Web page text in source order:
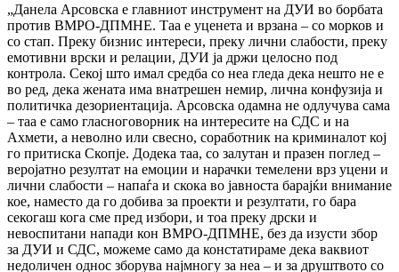
„Данела Арсовска е главниот инструмент на ДУИ во борбата
против ВМРО-ДПМНЕ. Таа е уценета и врзана – со морков и
со стап. Преку бизнис интереси, преку лични слабости, преку
емотивни врски и релации, ДУИ ја држи целосно под
контрола. Секој што имал средба со неа гледа дека нешто не е
во ред, дека жената има внатрешен немир, лична конфузија и
политичка дезориентација. Арсовска одамна не одлучува сама
– таа е само гласноговорник на интересите на СДС и на
Ахмети, а неволно или свесно, соработник на криминалот кој
го притиска Скопје. Додека таа, со залутан и празен поглед –
веројатно резултат на емоции и нарачки темелени врз уцени и
лични слабости – напаѓа и скока во јавноста барајќи внимание
кое, наместо да го добива за проекти и резултати, го бара
секогаш кога сме пред избори, и тоа преку дрски и
невоспитани напади кон ВМРО-ДПМНЕ, без да изусти збор
за ДУИ и СДС, можеме само да констатираме дека ваквиот
недоличен однос зборува најмногу за неа – и за друштвото со